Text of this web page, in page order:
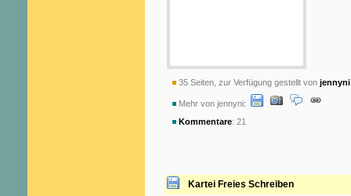
35 Seiten, zur Verfügung gestellt von jennyni
Mehr von jennyni:
Kommentare: 21
Kartei Freies Schreiben